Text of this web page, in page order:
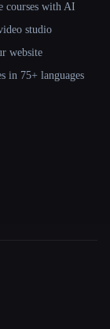
courses with AI
studio
website
in 75+ languages